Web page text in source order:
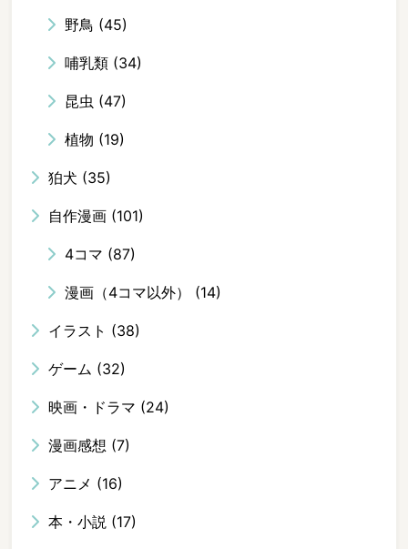
野鳥 (45)
哺乳類 (34)
昆虫 (47)
植物 (19)
狛犬 (35)
自作漫画 (101)
4コマ (87)
漫画（4コマ以外） (14)
イラスト (38)
ゲーム (32)
映画・ドラマ (24)
漫画感想 (7)
アニメ (16)
本・小説 (17)